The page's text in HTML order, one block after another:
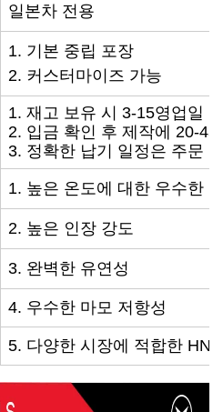
일본차 전용
1. 기본 중립 포장
2. 커스터마이즈 가능
1. 재고 보유 시 3-15영업일
2. 입금 확인 후 제작에 20-45
3. 정확한 납기 일정은 주문
1. 높은 온도에 대한 우수한
2. 높은 인장 강도
3. 완벽한 유연성
4. 우수한 마모 저항성
5. 다양한 시장에 적합한